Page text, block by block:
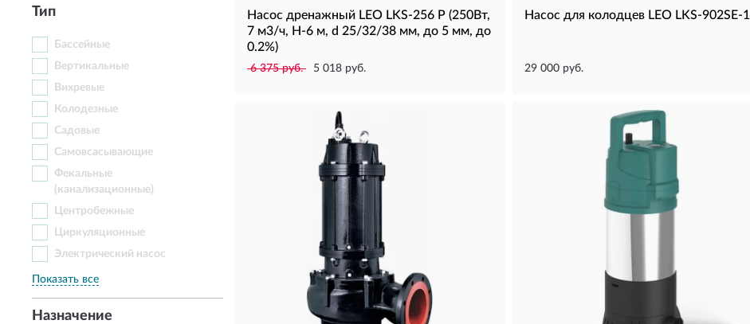
Тип
Бассейные
Вертикальные
Вихревые
Колодезные
Садовые
Самовсасывающие
Фекальные
(канализационные)
Центробежные
Циркуляционные
Электрический насос
Показать все
Назначение
Насос дренажный LEO LKS-256 P (250Вт,
7 м3/ч, H-6 м, d 25/32/38 мм, до 5 мм, до
0.2%)
6 375 руб. 5 018 руб.
Насос для колодцев LEO LKS-902SE-1
29 000 руб.